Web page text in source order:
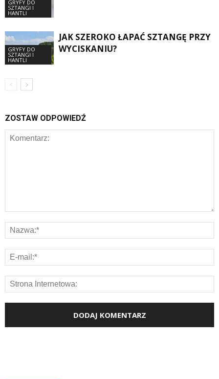
GRYFY DO
SZTANGI I
HANTLI
GRYFY DO
SZTANGI I
HANTLI
JAK SZEROKO ŁAPAĆ SZTANGĘ PRZY
WYCISKANIU?
ZOSTAW ODPOWIEDŹ